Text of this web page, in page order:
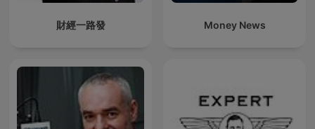
財經一路發 Money News